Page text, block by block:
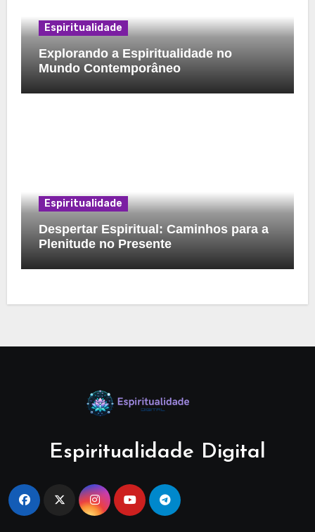
Espiritualidade
Explorando a Espiritualidade no
Mundo Contemporâneo
Espiritualidade
Despertar Espiritual: Caminhos para a
Plenitude no Presente
Espiritualidade Digital